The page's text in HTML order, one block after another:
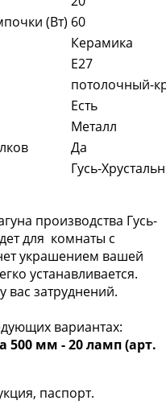
(Вт) 60
Керамика
E27
потолочный-
Есть
Металл
Да
Гусь-
производства Гусь-
для комнаты с
украшением вашей
устанавливается.
вас затруднений.
вариантах:
мм - 20 ламп (арт.
паспорт.